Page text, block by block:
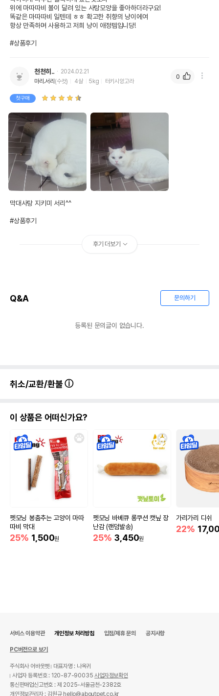
위에 마따따비 볼이 달려 있는 사탕모양을 좋아하더라구요!
똑같은 마따따비 일텐데 ㅎㅎ 확고한 취향의 냥이에여
항상 만족하며 사용하고 저희 냥이 애정템입니당!
#상품후기
천천히..
2024.02.21
마리.서리 (수컷) 4살 5kg 터키시앙고라
첫구매
막대사탕 지키미 서리^^
#상품후기
0
후기 더보기
Q&A 문의하기
등록된 문의글이 없습니다.
취소/교환/환불
이 상품은 어떠신가요?
펫모닝 봉춤추는 고양이 마따
따비 막대
25% 1,500원
펫모닝 바베큐 롱쿠션 캣닢 장
난감 (랜덤발송)
25% 3,450원
가리가리 디쉬
22%
서비스 이용약관 개인정보 처리방침 입점/제휴 문의 공지사항
PC버전으로 보기
주식회사 어바웃펫
대표자명 : 나옥귀
사업자 등록번호 : 120-87-90035사업자정보확인
통신판매업신고번호 : 제 2025-서울금천-2382호
개인정보관리자 : 김원규 hello@aboutpet.co.kr